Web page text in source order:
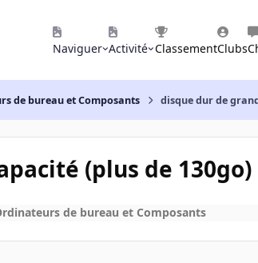
Naviguer Activité ClassementClubs
de bureau et Composants disque dur de
(plus de 130go)
de bureau et Composants